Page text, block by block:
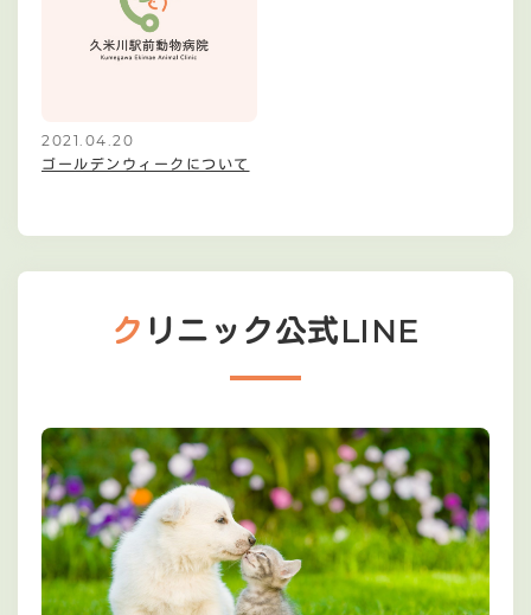
2021.04.20
ゴールデンウィークについて
クリニック公式LINE